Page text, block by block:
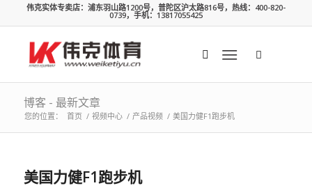
伟克实体专卖店：浦东羽山路1200号，普陀区沪太路816号，热线：400-820-
0739，手机：13817055425
博客 - 最新文章
您的位置： 首页 / 视频中心 / 产品视频 / 美国力健F1跑步机
美国力健F1跑步机